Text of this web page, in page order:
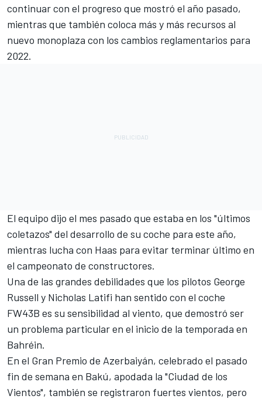
continuar con el progreso que mostró el año pasado,
mientras que también coloca más y más recursos al
nuevo monoplaza con los cambios reglamentarios para
2022.
El equipo dijo el mes pasado que estaba en los "últimos
coletazos" del desarrollo de su coche para este año,
mientras lucha con Haas para evitar terminar último en
el campeonato de constructores.
Una de las grandes debilidades que los pilotos George
Russell y Nicholas Latifi han sentido con el coche
FW43B es su sensibilidad al viento, que demostró ser
un problema particular en el inicio de la temporada en
Bahréin.
En el Gran Premio de Azerbaiyán, celebrado el pasado
fin de semana en Bakú, apodada la "Ciudad de los
Vientos", también se registraron fuertes vientos, pero